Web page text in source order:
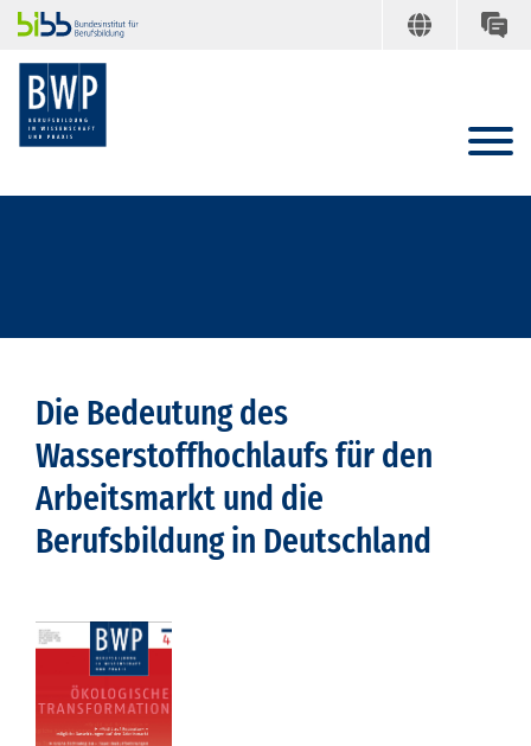
Die Bedeutung des
Wasserstoffhochlaufs für den
Arbeitsmarkt und die
Berufsbildung in Deutschland